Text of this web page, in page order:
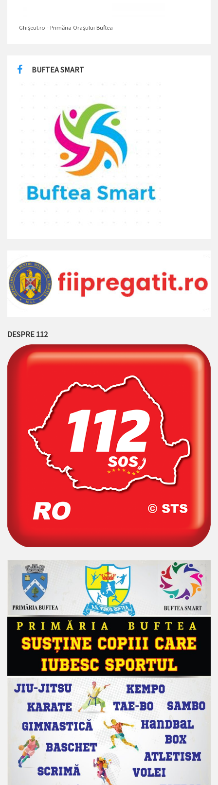
Ghișeul.ro - Primăria Orașului Buftea
BUFTEA SMART
DESPRE 112